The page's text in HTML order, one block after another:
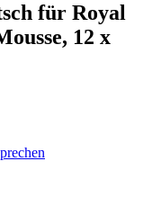
für Royal
12 x